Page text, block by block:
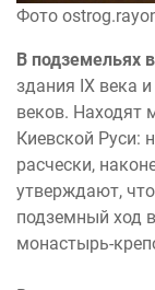
Фото
В подземельях
здания ІХ века
веков. Находят
Киевской Руси:
расчески,
утверждают,
подземный ход
монастырь-